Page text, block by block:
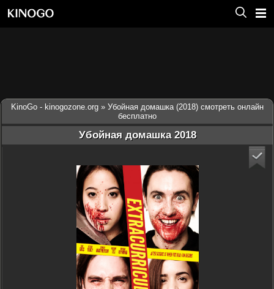
KinoGo - kinogozone.org » Убойная домашка (2018) смотреть онлайн
бесплатно
Убойная домашка 2018